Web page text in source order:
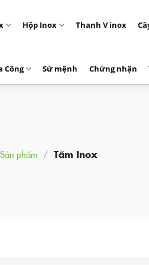
Hộp Inox Thanh V inox
Công Sứ mệnh Chứng nhận
Sản phẩm / Tấm Inox